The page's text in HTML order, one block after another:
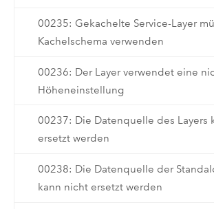
00235: Gekachelte Service-Layer
Kachelschema verwenden
00236: Der Layer verwendet eine
Höheneinstellung
00237: Die Datenquelle des Layers
ersetzt werden
00238: Die Datenquelle der
kann nicht ersetzt werden